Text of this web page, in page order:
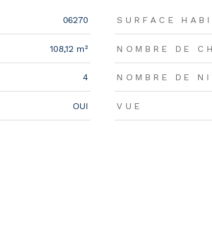
06270 SURFACE
108,12 m² NOMBRE DE
4 NOMBRE DE
OUI VUE